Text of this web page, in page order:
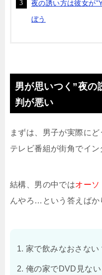
夜の誘い方は彼女が
ぼう
男が思いつく”夜の
判が悪い
まずは、男子が実際に
テレビ番組が街角でイン
結構、男の中ではオーソ
んやろ…という答えばか
家で飲みなおさない
俺の家でDVD見ない